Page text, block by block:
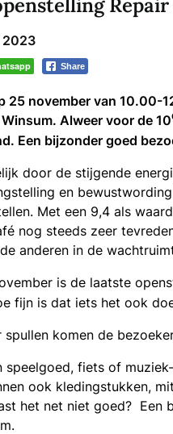
2023
Share
25 november van 10.00-
Alweer voor de 10
Een bijzonder goed
door de stijgende
en
Met een 9,4 als
nog steeds zeer
anderen in de
is de laatste
fijn is dat iets het ook
komen de
speelgoed, fiets of
ook kledingstukken,
het net niet goed? Een